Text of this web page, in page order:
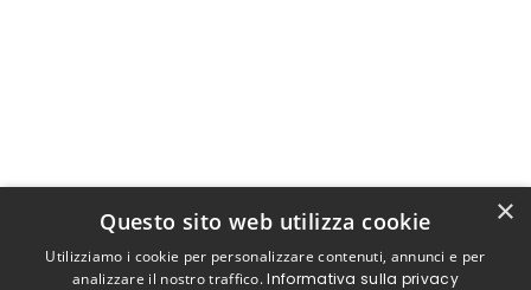
×
Questo sito web utilizza cookie
Utilizziamo i cookie per personalizzare contenuti, annunci e per
analizzare il nostro traffico.Informativa sulla privacy